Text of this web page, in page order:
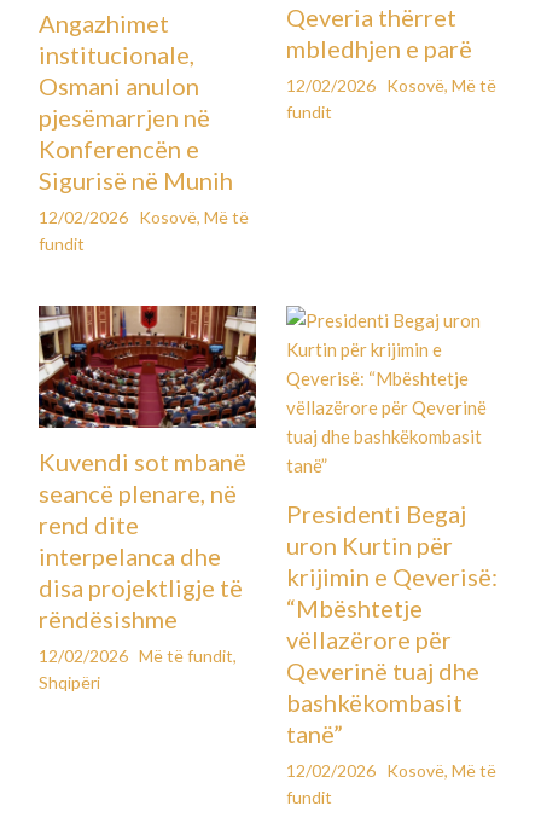
Angazhimet
institucionale,
Osmani anulon
pjesëmarrjen në
Konferencën e
Sigurisë në Munih
12/02/2026 Kosovë,Më të
fundit
Qeveria thërret
mbledhjen e parë
12/02/2026 Kosovë, Më të
fundit
Kuvendi sot mbanë
seancë plenare, në
rend dite
interpelanca dhe
disa projektligje të
rëndësishme
12/02/2026 Më të fundit,
Shqipëri
Presidenti Begaj
uron Kurtin për
krijimin e Qeverisë:
“Mbështetje
vëllazërore për
Qeverinë tuaj dhe
bashkëkombasit
tanë”
12/02/2026 Kosovë, Më të
fundit